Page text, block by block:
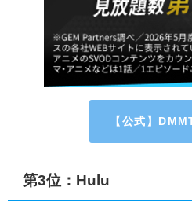
【公式】
第3位：Hulu